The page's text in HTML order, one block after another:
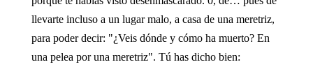
llevarte incluso a un lugar malo, a casa de una meretriz,
para poder decir: "¿Veis dónde y cómo ha muerto? En
una pelea por una meretriz". Tú has dicho bien: